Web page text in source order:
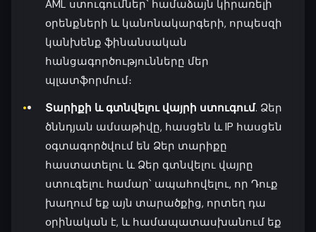
AML ստուգումներ՝ համաձայն կիրառելի
օրենքների և կանոնակարգերի, որպեսզի
կանխենք ֆինանսական
հանցագործությունները մեր
պլատֆորմում։
Տարիքի և գտնվելու վայրի ստուգում. Ձեր
ծննդյան ամսաթիվը, հասցեն և IP հասցեն
օգտագործվում են Ձեր տարիքը
հաստատելու և Ձեր գտնվելու վայրը
ստուգելու համար՝ ապահովելու, որ Դուք
խաղում եք այն տարածքից, որտեղ դա
օրինական է, և համապատասխանում եք